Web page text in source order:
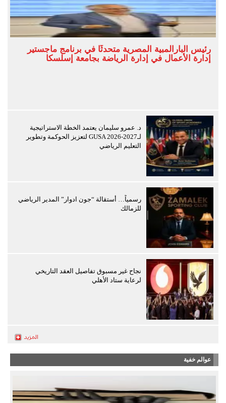
رئيس البارالمبية المصرية متحدثًا في برنامج ماجستير
إدارة الأعمال في إدارة الرياضة بجامعة إسلسكا
د. عمرو سليمان يعتمد الخطة الاستراتيجية
لـGUSA 2026-2027 لتعزيز الحوكمة وتطوير
التعليم الرياضي
رسمياً… أستقالة “جون ادوار” المدير الرياضي
للزمالك
نجاح غير مسبوق تفاصيل العقد التاريخي
لرعاية ستاد الأهلي
عوالم خفية